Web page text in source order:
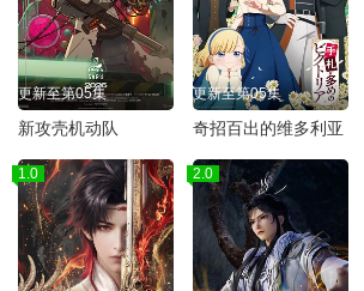
更新至第05集
新攻壳机动队
更新至第05集
奇招百出的维多利亚
1.0 2.0